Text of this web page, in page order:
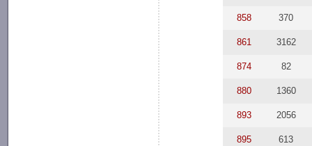
858 370
861 3162
874 82
880 1360
893 2056
895 613